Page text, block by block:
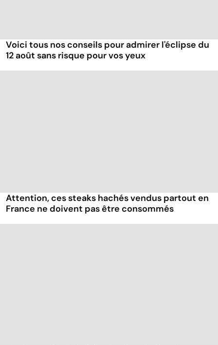
Voici tous nos conseils pour admirer l'éclipse du
12 août sans risque pour vos yeux
Attention, ces steaks hachés vendus partout en
France ne doivent pas être consommés